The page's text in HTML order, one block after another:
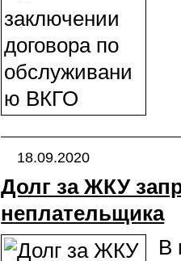
18.09.2020
Долг за ЖКУ
неплательщика
В